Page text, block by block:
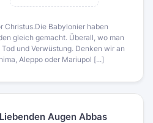
Christus.Die Babylonier haben
gleich gemacht. Überall, wo man
und Verwüstung. Denken wir an
Aleppo oder Mariupol [...]
Augen Abbas